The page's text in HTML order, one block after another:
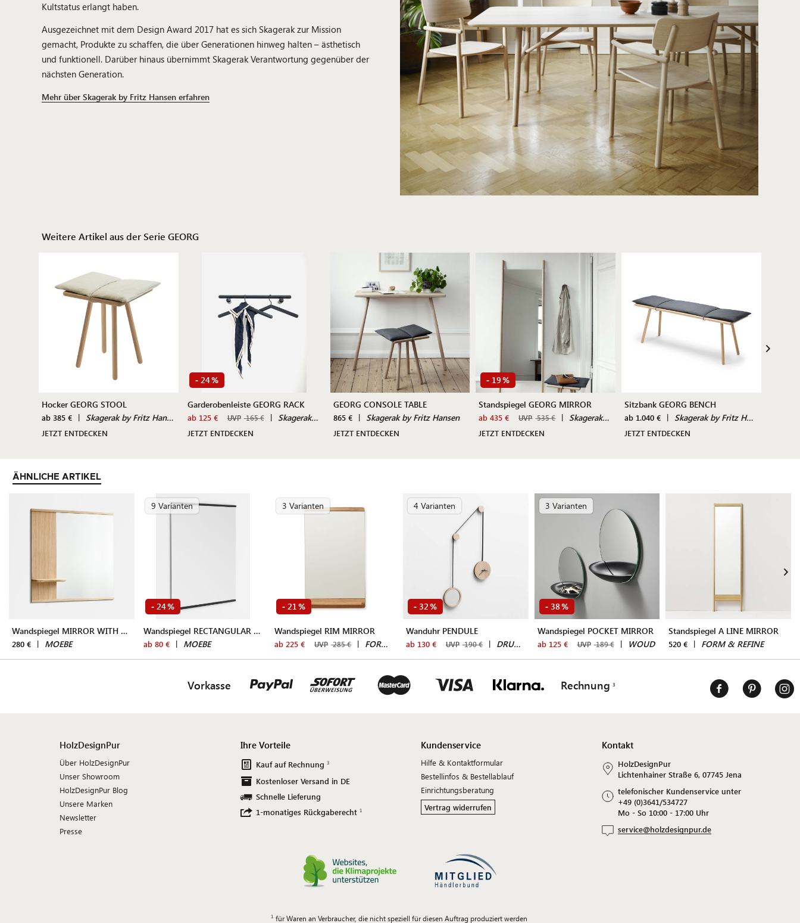
Kultstatus erlangt haben.
Ausgezeichnet mit dem Design Award 2017 hat es sich Skagerak zur Mission
gemacht, Produkte zu schaffen, die über Generationen hinweg halten – ästhetisch
und funktionell. Darüber hinaus übernimmt Skagerak Verantwortung gegenüber der
nächsten Generation.
Mehr über Skagerak by Fritz Hansen erfahren
Weitere Artikel aus der Serie GEORG
Hocker GEORG STOOL
ab 385 € | Skagerak by Fritz Hansen
JETZT ENTDECKEN
- 24%
Garderobenleiste GEORG RACK
ab 125 € UVP 165 € | Skagerak by Fritz Hansen
JETZT ENTDECKEN
GEORG CONSOLE TABLE
865 € | Skagerak by Fritz Hansen
JETZT ENTDECKEN
- 19 %
Standspiegel GEORG MIRROR
ab 435 € UVP 535 € | Skagerak by Fritz Hansen
JETZT ENTDECKEN
Sitzbank GEORG BENCH
ab 1.040 € | Skagerak by Fritz Hansen
JETZT ENTDECKEN
ÄHNLICHE ARTIKEL
Wandspiegel MIRROR WITH A SHELF
280 € | MOEBE
9 Varianten
- 24%
Wandspiegel RECTANGULAR 50x70 cm
ab 80 € | MOEBE
3 Varianten
-21 %
Wandspiegel RIM MIRROR
ab 225 € UVP 285 € | FORM & REFINE
4 Varianten
- 32 %
Wanduhr PENDULE
ab 130 € UVP 190 € | DRUGEOT MANUFACTURE
3 Varianten
- 38%
Wandspiegel POCKET MIRROR
ab 125 € UVP 189 € | WOUD
Standspiegel A LINE MIRROR
520 € | FORM & REFINE
Vorkasse Rechnung
HolzDesignPur
Über HolzDesignPur
Unser Showroom
HolzDesignPur Blog
Unsere Marken
Newsletter
Presse
Ihre Vorteile
Kauf auf Rechnung
Kostenloser Versand in DE
Schnelle Lieferung
1-monatiges Rückgaberecht
Kundenservice
Hilfe & Kontaktformular
Bestellinfos & Bestellablauf
Einrichtungsberatung
Vertrag widerrufen
Kontakt
HolzDesignPur
Lichtenhainer Straße 6, 07745 Jena
telefonischer Kundenservice unter
+49 (0)3641/534727
Mo - So 10:00 - 17:00 Uhr
service@holzdesignpur.de
für Waren an Verbraucher, die nicht speziell für diesen Auftrag produziert werden